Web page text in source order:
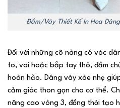
Đầm/Váy Thiết Kế In Hoa
Đối với những cô nàng có vóc
to, vai hoặc bắp tay thô, đầm
hoàn hảo. Dáng váy xòe nhẹ
cảm giác thon gọn cho cơ thể.
nâng cao vòng 3, đồng thời tạo